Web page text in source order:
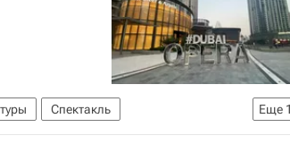
Еще
Спектакль
актеры Знаменитости
звезды